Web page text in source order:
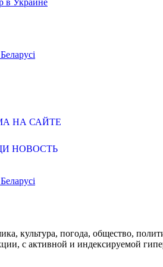
НА САЙТЕ
НОВОСТЬ
культура, погода, общество,
с активной и индексируемой